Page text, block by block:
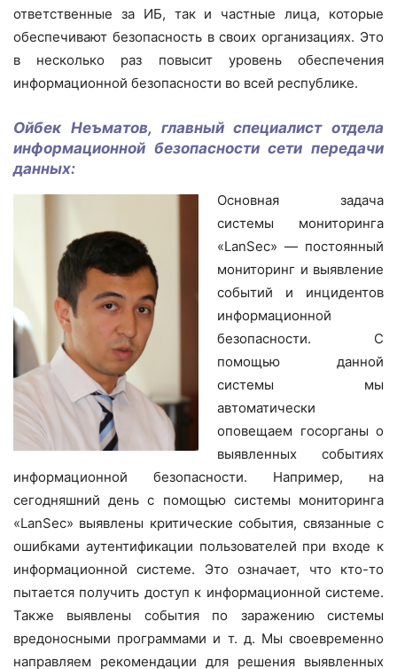
ответственные за ИБ, так и частные лица, которые
обеспечивают безопасность в своих организациях. Это
в несколько раз повысит уровень обеспечения
информационной безопасности во всей республике.
Ойбек Неъматов, главный специалист отдела
информационной безопасности сети передачи
данных:
Основная задача
системы мониторинга
«LanSeс» — постоянный
мониторинг и выявление
событий и инцидентов
информационной
безопасности. С
помощью данной
системы мы
автоматически
оповещаем госорганы о
выявленных событиях
информационной безопасности. Например, на
сегодняшний день с помощью системы мониторинга
«LanSec» выявлены критические события, связанные с
ошибками аутентификации пользователей при входе к
информационной системе. Это означает, что кто-то
пытается получить доступ к информационной системе.
Также выявлены события по заражению системы
вредоносными программами и т. д. Мы своевременно
направляем рекомендации для решения выявленных